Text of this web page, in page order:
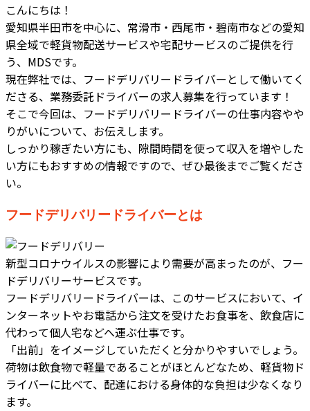
こんにちは！
愛知県半田市を中心に、常滑市・西尾市・碧南市などの愛知
県全域で軽貨物配送サービスや宅配サービスのご提供を行
う、MDSです。
現在弊社では、フードデリバリードライバーとして働いてく
ださる、業務委託ドライバーの求人募集を行っています！
そこで今回は、フードデリバリードライバーの仕事内容やや
りがいについて、お伝えします。
しっかり稼ぎたい方にも、隙間時間を使って収入を増やした
い方にもおすすめの情報ですので、ぜひ最後までご覧くださ
い。
フードデリバリードライバーとは
新型コロナウイルスの影響により需要が高まったのが、フー
ドデリバリーサービスです。
フードデリバリードライバーは、このサービスにおいて、イ
ンターネットやお電話から注文を受けたお食事を、飲食店に
代わって個人宅などへ運ぶ仕事です。
「出前」をイメージしていただくと分かりやすいでしょう。
荷物は飲食物で軽量であることがほとんどなため、軽貨物ド
ライバーに比べて、配達における身体的な負担は少なくなり
ます。